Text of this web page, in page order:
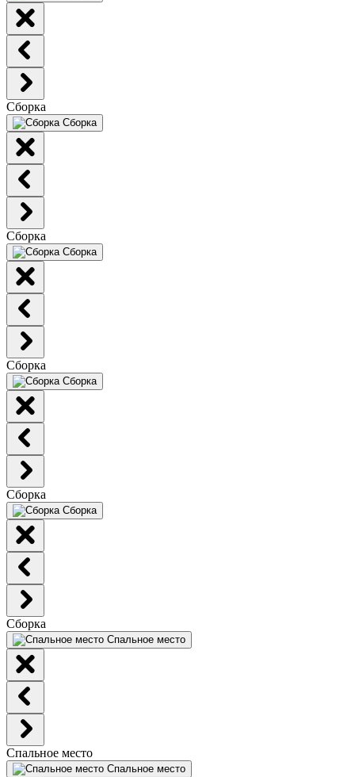
Сборка
Сборка
Сборка
Сборка
Сборка
Сборка
Сборка
Сборка
Сборка
Спальное место
Спальное место
Спальное место